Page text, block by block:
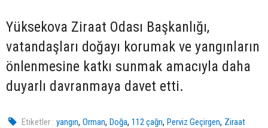
Yüksekova Ziraat Odası Başkanlığı,
vatandaşları doğayı korumak ve yangınların
önlenmesine katkı sunmak amacıyla daha
duyarlı davranmaya davet etti.
Etiketler : yangın,Orman,Doğa,112 çağrı,Perviz Geçirgen, Ziraat